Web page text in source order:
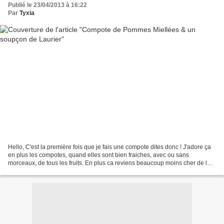
Publié le 23/04/2013 à 16:22
Par Tyxia
Hello, C'est la première fois que je fais une compote dites donc ! J'adore ça
en plus les compotes, quand elles sont bien fraiches, avec ou sans
morceaux, de tous les fruits. En plus ca reviens beaucoup moins cher de les